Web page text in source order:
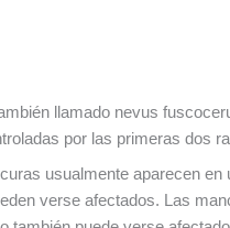
llamado nevus
por las primeras dos
usualmente aparecen
verse afectados. Las